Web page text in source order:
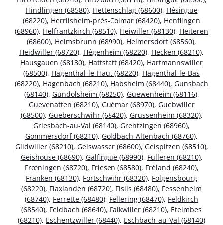
Hindlingen (68580), Hettenschlag (68600), Hésingue
(68220), Herrlisheim-près-Colmar (68420), Henflingen
(68960), Helfrantzkirch (68510), Heiwiller (68130), Heiteren
(68600), Heimsbrunn (68990), Heimersdorf (68560),
Heidwiller (68720), Hégenheim (68220), Hecken (68210),
Hausgauen (68130), Hattstatt (68420), Hartmannswiller
(68500), Hagenthal-le-Haut (68220), Hagenthal-le-Bas
(68220), Hagenbach (68210), Habsheim (68440), Gunsbach
(68140), Gundolsheim (68250), Guewenheim (68116),
Guevenatten (68210), Guémar (68970), Guebwiller
(68500), Gueberschwihr (68420), Grussenheim (68320),
Griesbach-au-Val (68140), Grentzingen (68960),
Gommersdorf (68210), Goldbach-Altenbach (68760),
Gildwiller (68210), Geiswasser (68600), Geispitzen (68510),
Geishouse (68690), Galfingue (68990), Fulleren (68210),
Frœningen (68720), Friesen (68580), Fréland (68240),
Franken (68130), Fortschwihr (68320), Folgensbourg
(68220), Flaxlanden (68720), Fislis (68480), Fessenheim
(68740), Ferrette (68480), Fellering (68470), Feldkirch
(68540), Feldbach (68640), Falkwiller (68210), Eteimbes
(68210), Eschentzwiller (68440), Eschbach-au-Val (68140)